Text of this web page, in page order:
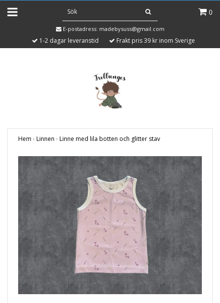
0
E-postadress: madebysuss@gmail.com
1-2 dagar leveranstid Frakt pris 39 kr inom Sverige
Hem › Linnen › Linne med lila botten och glitter stav